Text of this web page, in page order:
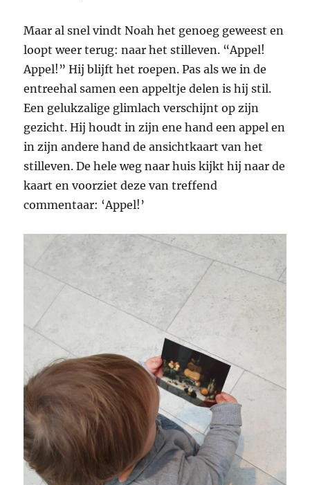
Maar al snel vindt Noah het genoeg geweest en
loopt weer terug: naar het stilleven. “Appel!
Appel!” Hij blijft het roepen. Pas als we in de
entreehal samen een appeltje delen is hij stil.
Een gelukzalige glimlach verschijnt op zijn
gezicht. Hij houdt in zijn ene hand een appel en
in zijn andere hand de ansichtkaart van het
stilleven. De hele weg naar huis kijkt hij naar de
kaart en voorziet deze van treffend
commentaar: ‘Appel!’